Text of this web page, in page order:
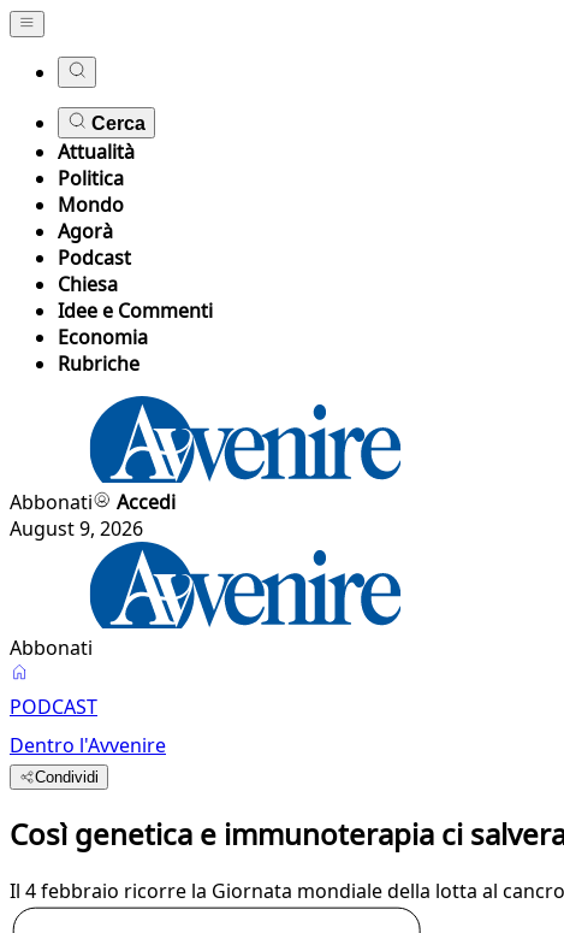
Cerca
Attualità
Politica
Mondo
Agorà
Podcast
Chiesa
Idee e Commenti
Economia
Rubriche
Abbonati
Accedi
August 9, 2026
Abbonati
PODCAST
Dentro l'Avvenire
Condividi
Così genetica e immunoterapia ci
Il 4 febbraio ricorre la Giornata mondiale della lotta al